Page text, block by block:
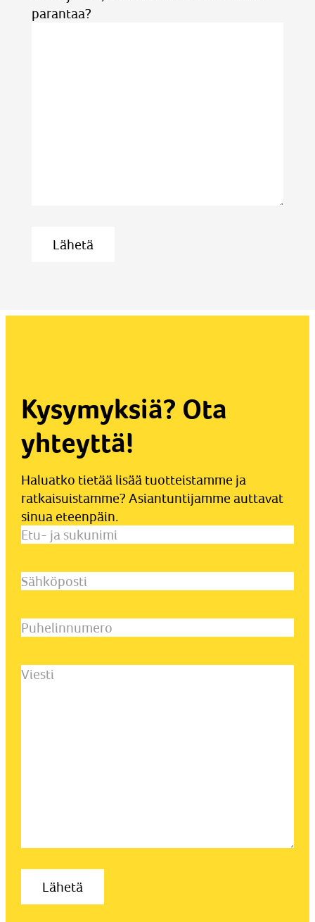
parantaa?
Kysymyksiä? Ota
yhteyttä!
Haluatko tietää lisää tuotteistamme ja
ratkaisuistamme? Asiantuntijamme auttavat
sinua eteenpäin.
Etu-
sukunimi(Pakollinen)
Sähköposti
Puhelinnumero
Viesti